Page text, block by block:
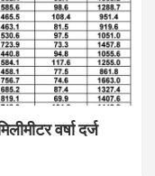
वर्षा दर्ज